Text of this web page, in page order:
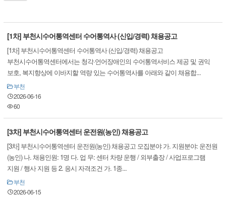
[1차] 부천시수어통역센터 수어통역사 (신입/경력) 채용공고
[1차] 부천시수어통역센터 수어통역사 (신입/경력) 채용공고
부천시수어통역센터에서는 청각·언어장애인의 수어통역서비스 제공 및 권익
보호, 복지향상에 이바지할 역량 있는 수어통역사를 아래와 같이 채용합...
부천
2026-06-16
60
[3차] 부천시수어통역센터 운전원(농인) 채용공고
[3차] 부천시수어통역센터 운전원(농인) 채용공고 모집분야 가. 지원분야: 운전원
(농인) 나. 채용인원: 1명 다. 업 무: 센터 차량 운행 / 외부출장 / 사업프로그램
지원 / 행사 지원 등 2. 응시 자격조건 가. 1종...
부천
2026-06-15